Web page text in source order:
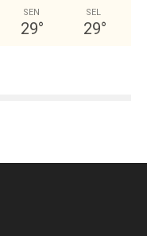
SEN
29°
SEL
29°